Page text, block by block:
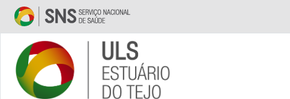
Saltar para conteúdo principal